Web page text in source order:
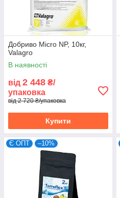
Добриво Micro NP, 10кг,
Valagro
В наявності
від 2 448 ₴/
упаковка
від 2 720 ₴/упаковка
Купити
Є ОПТ –10%